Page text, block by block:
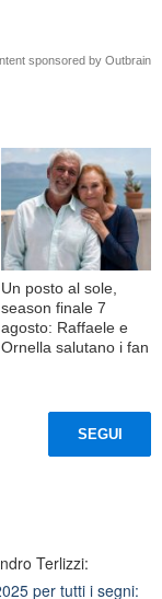
sponsored by Outbrain
Un posto al sole,
season finale 7
agosto: Raffaele e
Ornella salutano i fan
SEGUI
Terlizzi:
per tutti i segni: